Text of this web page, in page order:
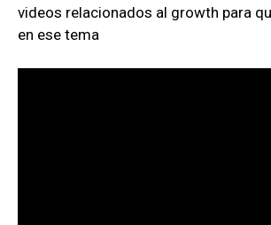
videos relacionados al growth para
en ese tema